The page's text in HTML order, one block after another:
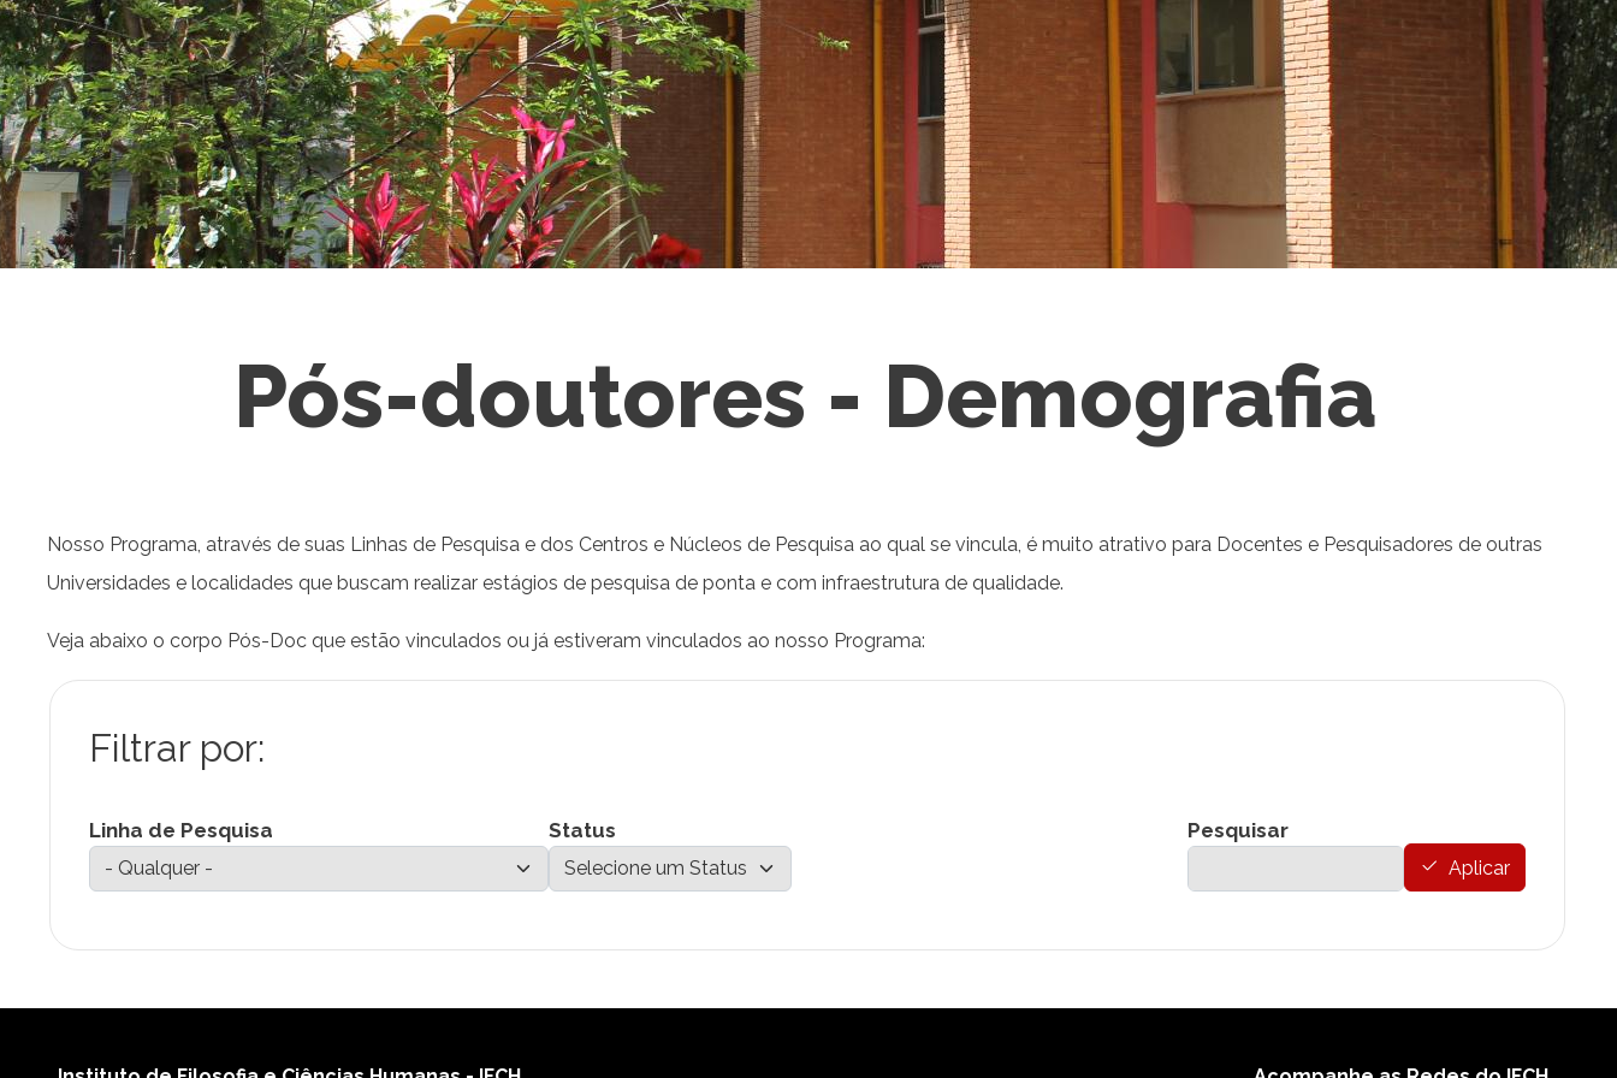
Pós-doutores - Demografia
Nosso Programa, através de suas Linhas de Pesquisa e dos Centros e Núcleos de Pesquisa ao qual se vincula, é muito atrativo para Docentes e Pesquisadores de outras
Universidades e localidades que buscam realizar estágios de pesquisa de ponta e com infraestrutura de qualidade.
Veja abaixo o corpo Pós-Doc que estão vinculados ou já estiveram vinculados ao nosso Programa:
Linha de Pesquisa Status Pesquisar
Aplicar